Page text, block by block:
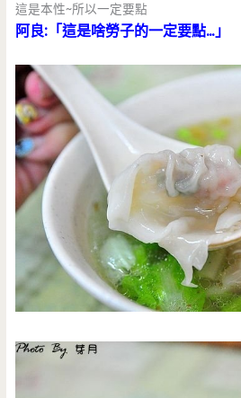
這是本性~所以一定要點
阿良:「這是啥勞子的一定要點…」